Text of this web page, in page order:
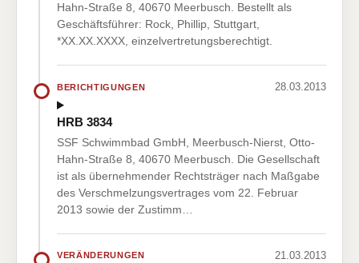
Hahn-Straße 8, 40670 Meerbusch. Bestellt als
Geschäftsführer: Rock, Phillip, Stuttgart,
*XX.XX.XXXX, einzelvertretungsberechtigt.
BERICHTIGUNGEN 28.03.2013
HRB 3834
SSF Schwimmbad GmbH, Meerbusch-Nierst, Otto-
Hahn-Straße 8, 40670 Meerbusch. Die Gesellschaft
ist als übernehmender Rechtsträger nach Maßgabe
des Verschmelzungsvertrages vom 22. Februar
2013 sowie der Zustimm…
VERÄNDERUNGEN 21.03.2013